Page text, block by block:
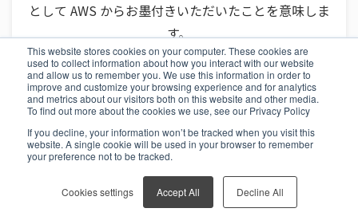
This website stores cookies on your computer. These cookies are
used to collect information about how you interact with our website
and allow us to remember you. We use this information in order to
improve and customize your browsing experience and for analytics
and metrics about our visitors both on this website and other media.
To find out more about the cookies we use, see our Privacy Policy
If you decline, your information won’t be tracked when you visit this
website. A single cookie will be used in your browser to remember
your preference not to be tracked.
Cookies settings Accept All Decline All
として AWS からお墨付きいただいたことを意味しま
す。
認定達成表彰
（認定資格数）
AWS Certifications